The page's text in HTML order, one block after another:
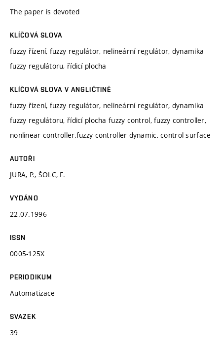
The paper is devoted
KLÍČOVÁ SLOVA
fuzzy řízení, fuzzy regulátor, nelineární regulátor, dynamika
fuzzy regulátoru, řídicí plocha
KLÍČOVÁ SLOVA V ANGLIČTINĚ
fuzzy řízení, fuzzy regulátor, nelineární regulátor, dynamika
fuzzy regulátoru, řídicí plocha fuzzy control, fuzzy controller,
nonlinear controller,fuzzy controller dynamic, control surface
AUTOŘI
JURA, P., ŠOLC, F.
VYDÁNO
22.07.1996
ISSN
0005-125X
PERIODIKUM
Automatizace
SVAZEK
39